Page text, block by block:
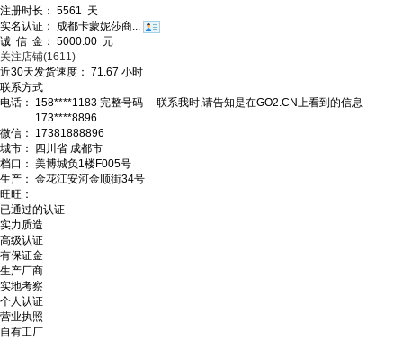
注册时长： 5561 天
实名认证：
成都卡蒙妮莎商...
诚 信 金： 5000.00 元
关注店铺(1611)
近30天发货速度： 71.67 小时
联系方式
电话：
158****1183 完整号码
联系我时,请告知是在GO2.CN上看到的信息
173****8896
微信：
17381888896
城市：
四川省 成都市
档口： 美博城负1楼F005号
生产： 金花江安河金顺街34号
旺旺：
已通过的认证
实力质造
高级认证
有保证金
生产厂商
实地考察
个人认证
营业执照
自有工厂